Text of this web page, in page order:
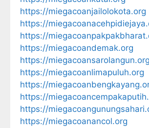
https://miegacoanjailolokota.org
https://
https://
https://miegacoandemak.org
https://miegacoansarolangun.org
https://miegacoanlimapuluh.org
https://
https://
https://
https://miegacoanancol.org